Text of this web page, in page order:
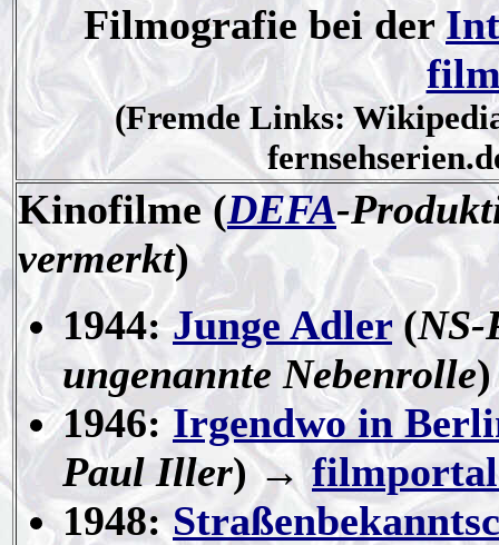
Filmografie bei der
(Fremde Links:
Kinofilme(DEFA-
vermerkt)
1944:Junge Adler (
ungenannte Nebenrolle
1946:Irgendwo in
Paul Iller) →
1948: